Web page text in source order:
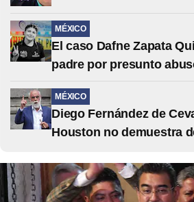
MÉXICO
El caso Dafne Zapata
padre por presunto
MÉXICO
Diego Fernández de
Houston no demuestra